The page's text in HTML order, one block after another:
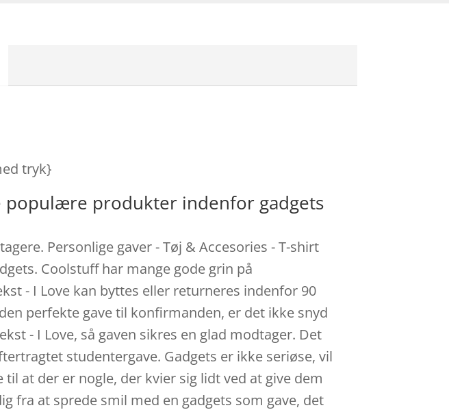
tryk}
populære produkter indenfor gadgets
Personlige gaver - Tøj & Accesories - T-shirt
Coolstuff har mange gode grin på
- I Love kan byttes eller returneres indenfor 90
perfekte gave til konfirmanden, er det ikke snyd
- I Love, så gaven sikres en glad modtager. Det
studentergave. Gadgets er ikke seriøse, vil
at der er nogle, der kvier sig lidt ved at give dem
fra at sprede smil med en gadgets som gave, det